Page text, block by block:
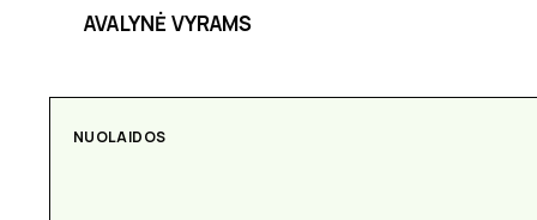
AVALYNĖ VYRAMS
NUOLAIDOS
AKSESUARAI